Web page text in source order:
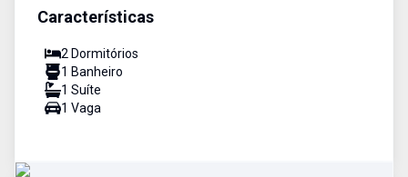
Características
2 Dormitórios
1 Banheiro
1 Suíte
1 Vaga